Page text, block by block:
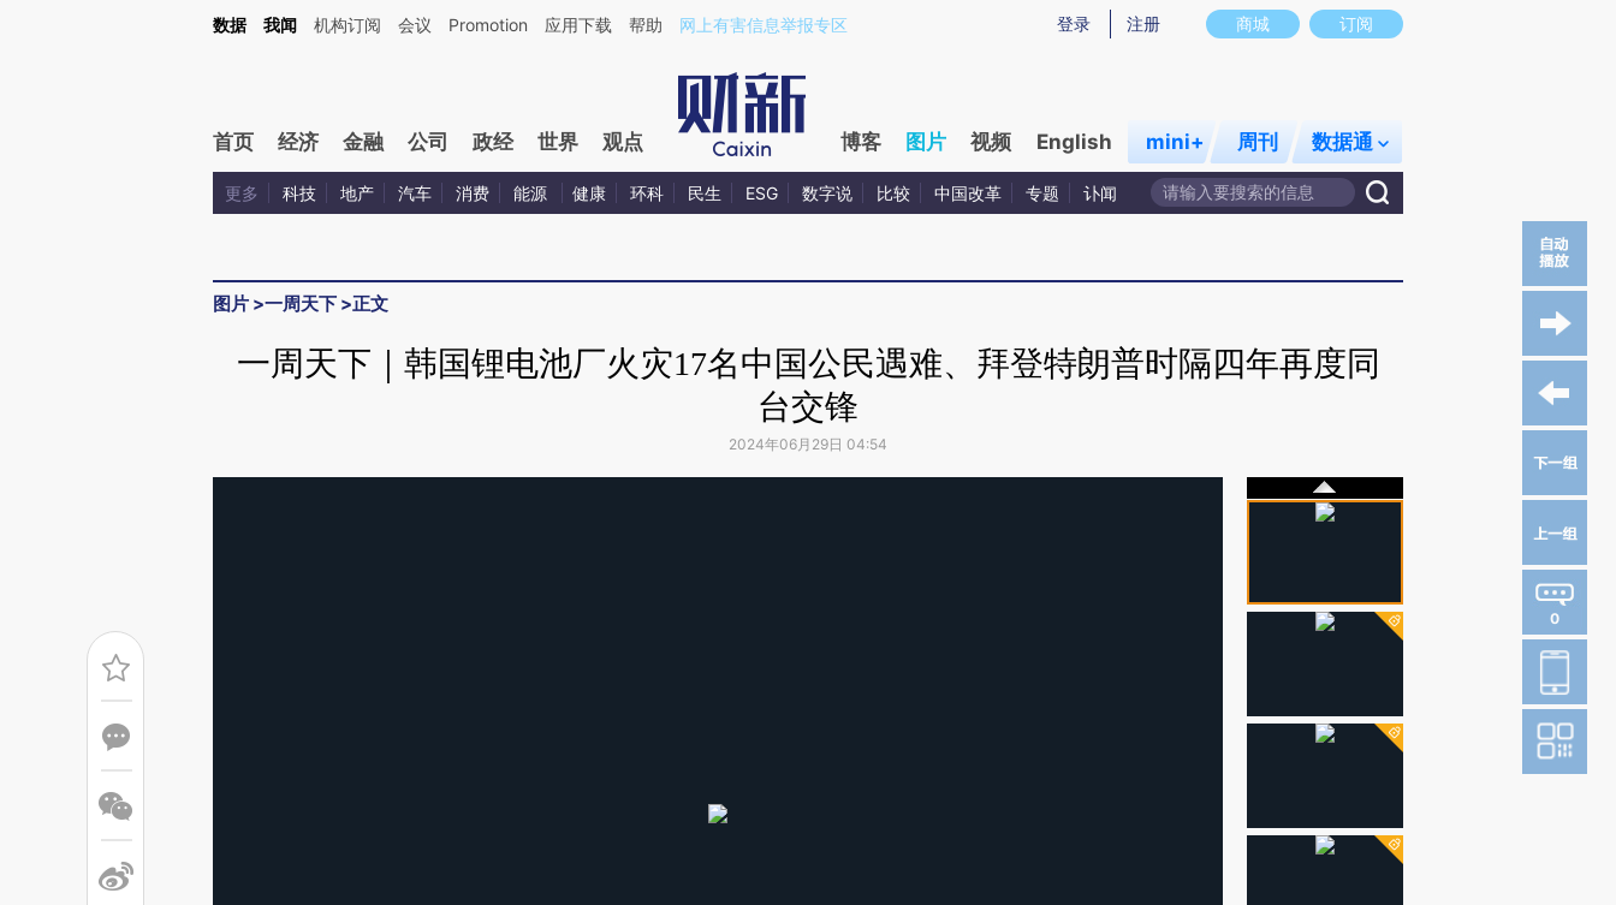
商城 订阅
登录 注册
数据 我闻 机构订阅 会议 Promotion 应用下载 帮助 网上有害信息举报专区
首页 经济 金融 公司 政经 世界 观点 博客 图片 视频 English mini+ 周刊 数据通
更多 科技 地产 汽车 消费 能源 健康 环科 民生 ESG 数字说 比较 中国改革 专题 讣闻
图片 >一周天下 >正文
一周天下｜韩国锂电池厂火灾17名中国公民遇难、拜登特朗普时隔四年再度同
台交锋
2024年06月29日 04:54
0